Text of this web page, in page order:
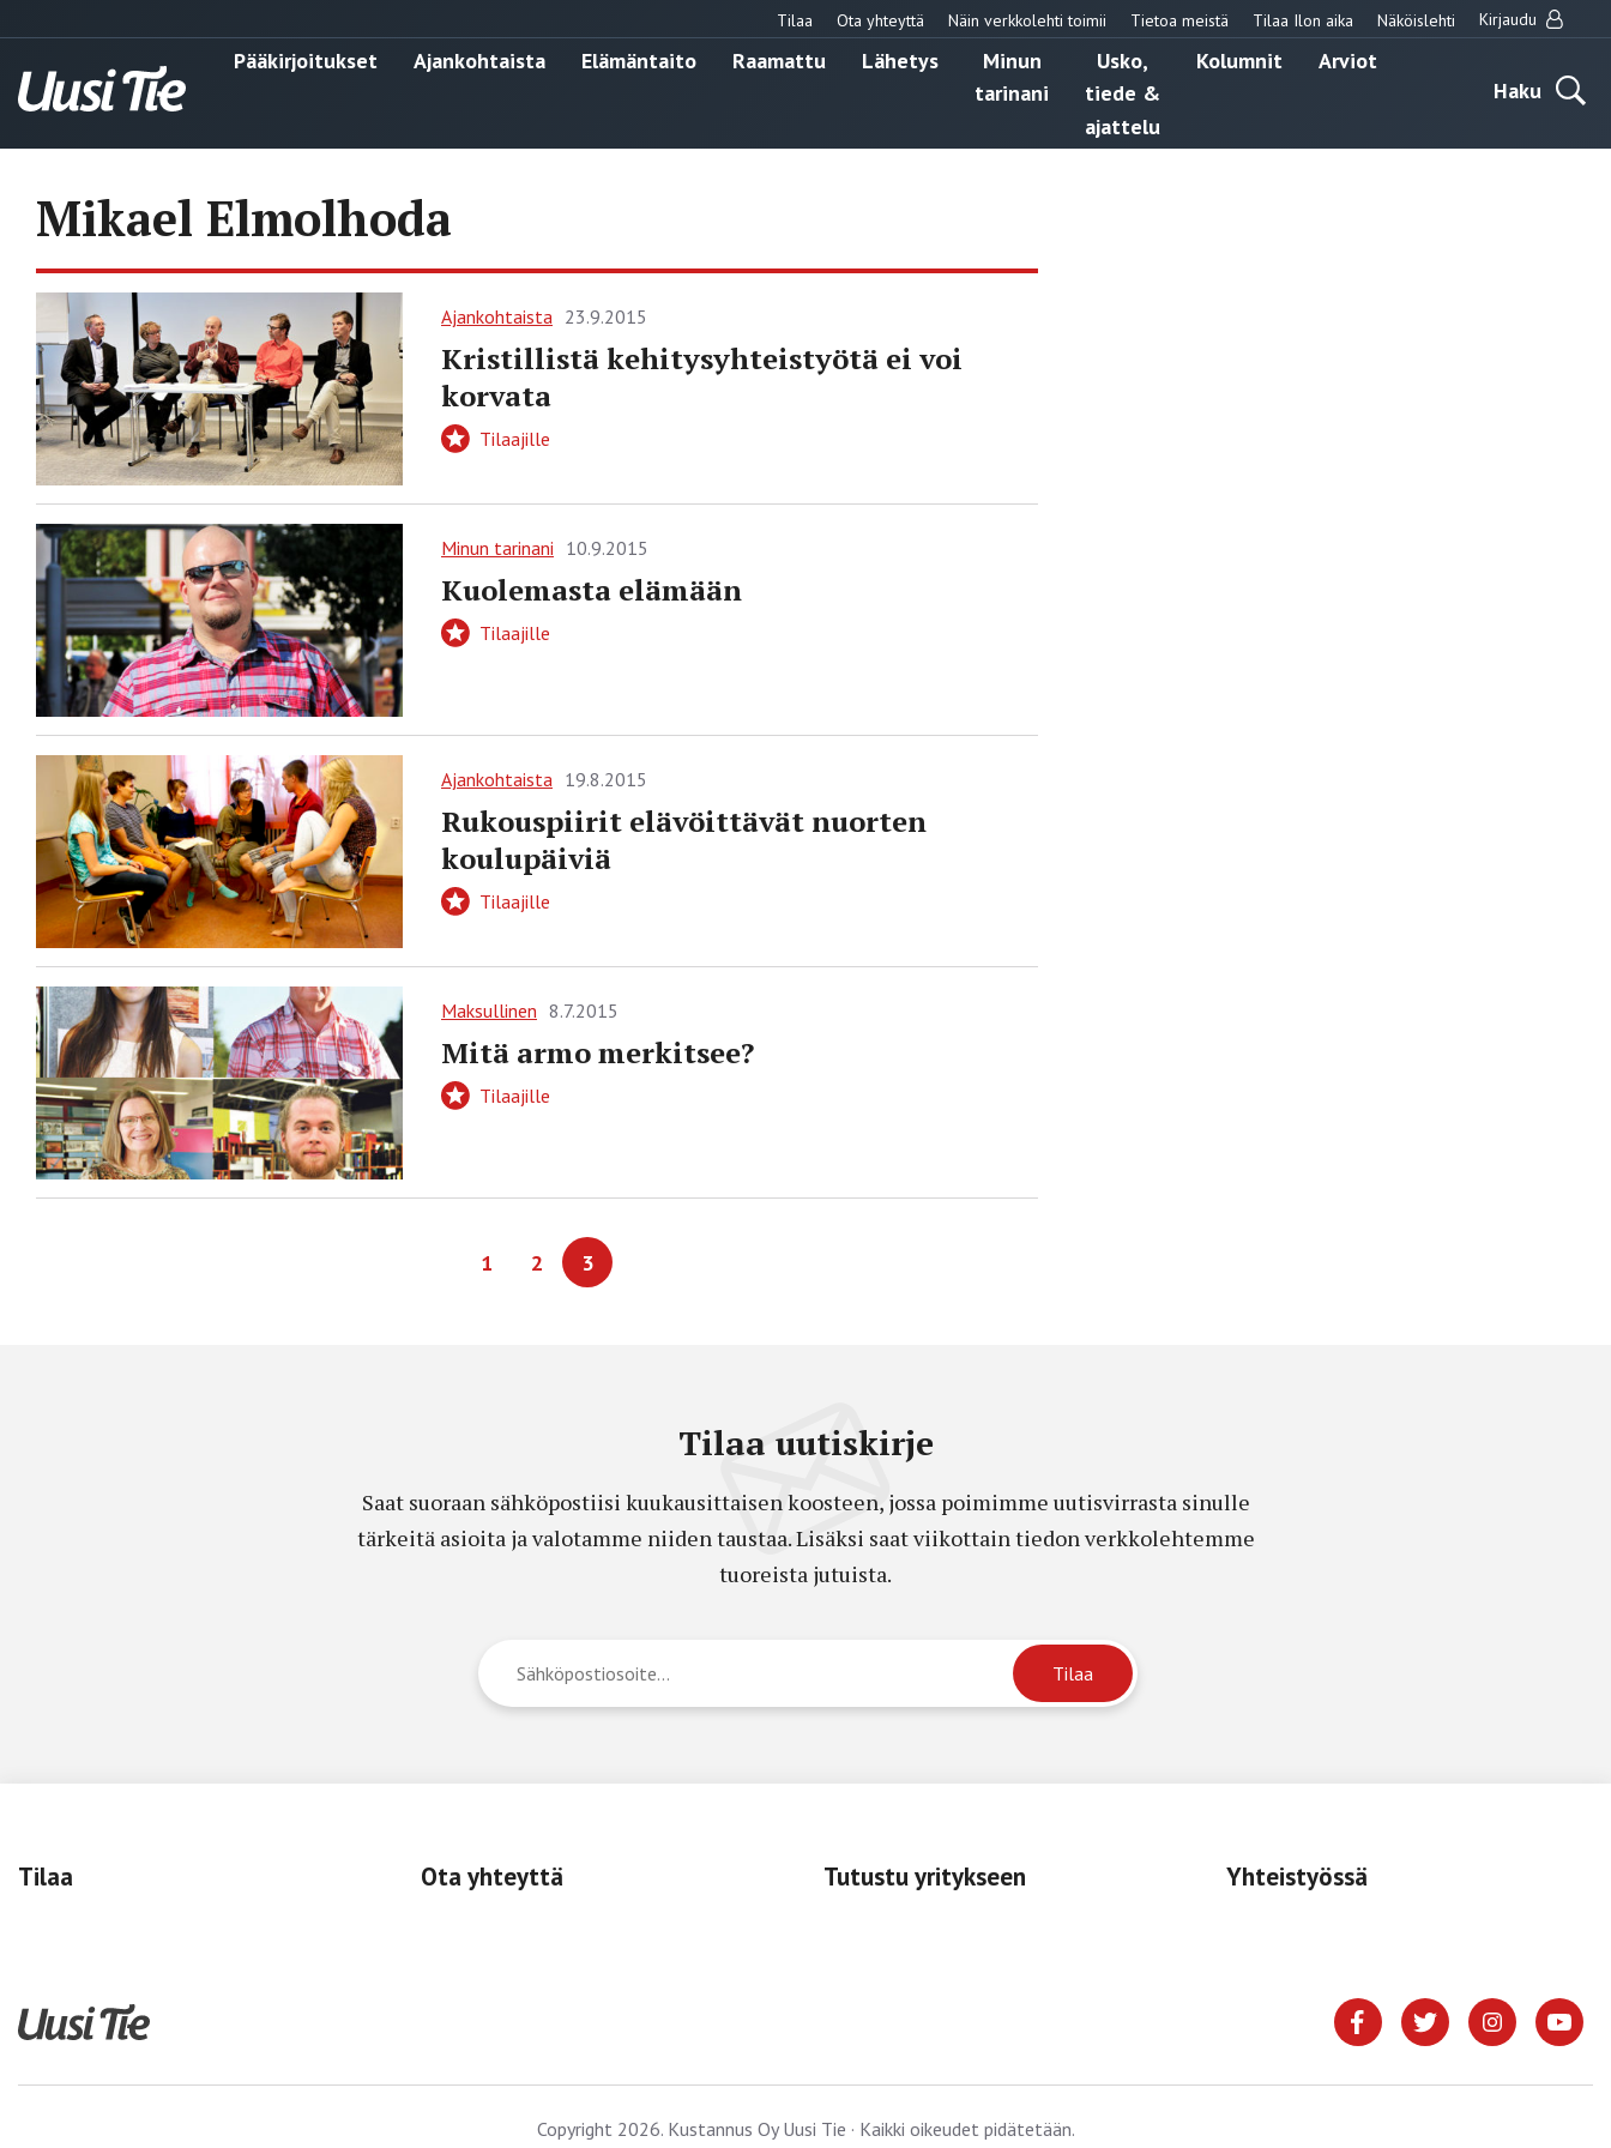
Tilaa Ota yhteyttä Näin verkkolehti toimii Tietoa meistä Tilaa Ilon aika Näköislehti Kirjaudu
Pääkirjoitukset Ajankohtaista Elämäntaito Raamattu Lähetys
Minun
tarinani
Usko,
tiede &
ajattelu
Kolumnit
Arviot
Haku
Mikael Elmolhoda
Ajankohtaista 23.9.2015
Kristillistä kehitysyhteistyötä ei voi
korvata
Tilaajille
Minun tarinani 10.9.2015
Kuolemasta elämään
Tilaajille
Ajankohtaista 19.8.2015
Rukouspiirit elävöittävät nuorten
koulupäiviä
Tilaajille
Maksullinen 8.7.2015
Mitä armo merkitsee?
Tilaajille
1 2 3
Tilaa uutiskirje
Saat suoraan sähköpostiisi kuukausittaisen koosteen, jossa poimimme uutisvirrasta sinulle
tärkeitä asioita ja valotamme niiden taustaa. Lisäksi saat viikottain tiedon verkkolehtemme
tuoreista jutuista.
Tilaa Ota yhteyttä Tutustu yritykseen Yhteistyössä
Copyright 2026. Kustannus Oy Uusi Tie · Kaikki oikeudet pidätetään.